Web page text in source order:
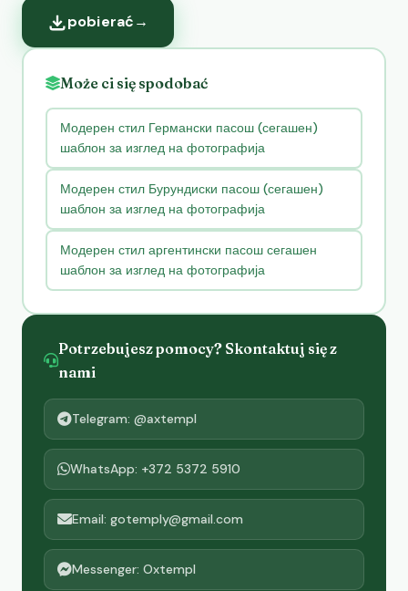
pobierać→
Może ci się spodobać
Модерен стил Германски пасош (сегашен)
шаблон за изглед на фотографија
Модерен стил Бурундиски пасош (сегашен)
шаблон за изглед на фотографија
Модерен стил аргентински пасош сегашен
шаблон за изглед на фотографија
Potrzebujesz pomocy? Skontaktuj się z
nami
Telegram: @axtempl
WhatsApp: +372 5372 5910
Email: gotemply@gmail.com
Messenger: Oxtempl